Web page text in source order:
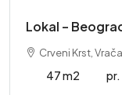
Lokal –
Crveni Krst,
47 m2